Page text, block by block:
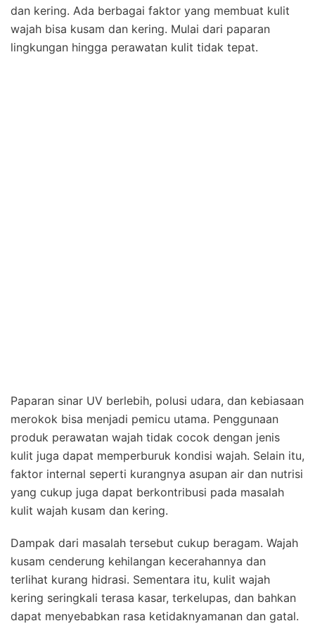
dan kering. Ada berbagai faktor yang membuat kulit
wajah bisa kusam dan kering. Mulai dari paparan
lingkungan hingga perawatan kulit tidak tepat.
Paparan sinar UV berlebih, polusi udara, dan kebiasaan
merokok bisa menjadi pemicu utama. Penggunaan
produk perawatan wajah tidak cocok dengan jenis
kulit juga dapat memperburuk kondisi wajah. Selain itu,
faktor internal seperti kurangnya asupan air dan nutrisi
yang cukup juga dapat berkontribusi pada masalah
kulit wajah kusam dan kering.
Dampak dari masalah tersebut cukup beragam. Wajah
kusam cenderung kehilangan kecerahannya dan
terlihat kurang hidrasi. Sementara itu, kulit wajah
kering seringkali terasa kasar, terkelupas, dan bahkan
dapat menyebabkan rasa ketidaknyamanan dan gatal.